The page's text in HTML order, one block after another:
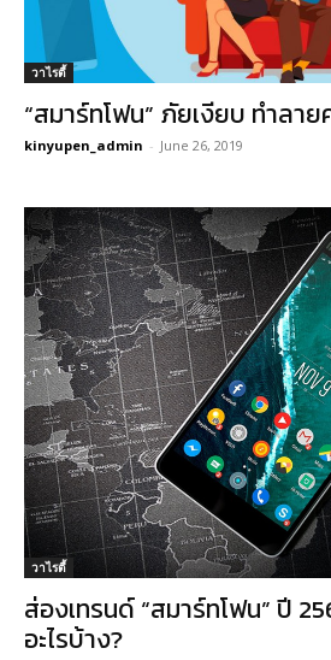
วาไรตี้
“สมาร์ทโฟน” ภัยเงียบ ทำลา
kinyupen_admin - June 26, 2019
วาไรตี้
ส่องเทรนด์ “สมาร์ทโฟน” ปี
อะไรบ้าง?